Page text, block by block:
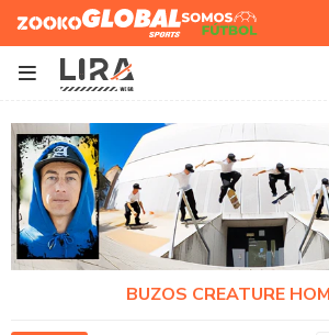
Zooko Global Sports
Somos
Futbol

BUZOS CREATURE